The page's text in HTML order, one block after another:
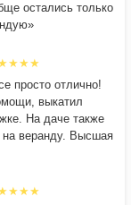
остались только
просто отлично!
выкатил
На даче также
на веранду. Высшая